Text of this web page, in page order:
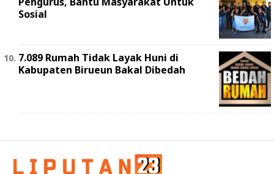
Sosial
7.089 Rumah Tidak Layak Huni di
Kabupaten Birueun Bakal Dibedah